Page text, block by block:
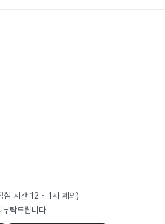
시간 12 ~ 1시 제외)
탁드립니다